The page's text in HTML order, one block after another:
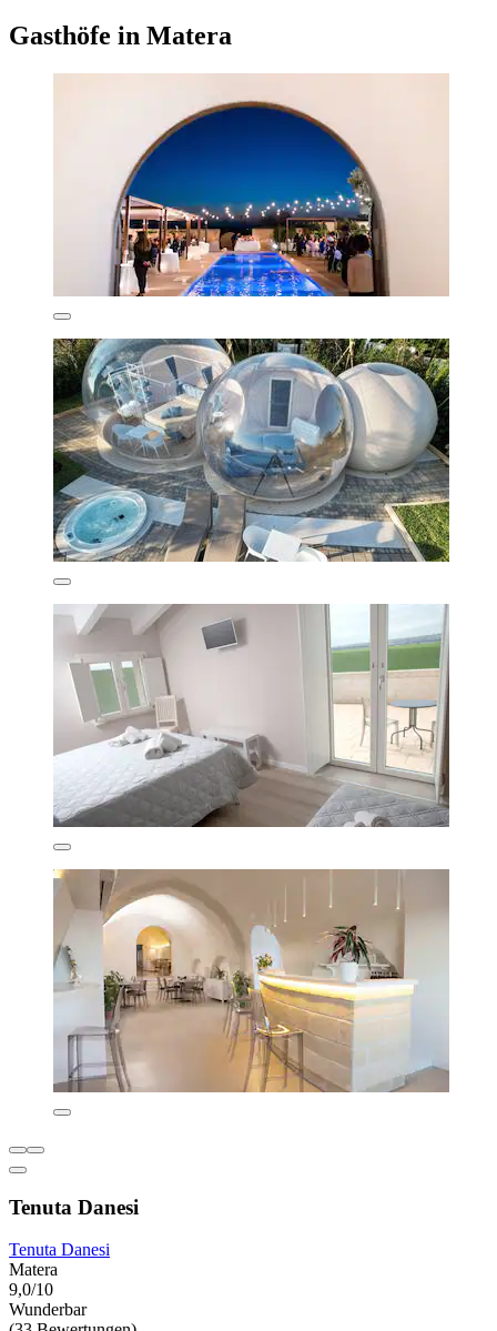
Gasthöfe in Matera
Tenuta Danesi
Tenuta Danesi
Matera
9,0/10
Wunderbar